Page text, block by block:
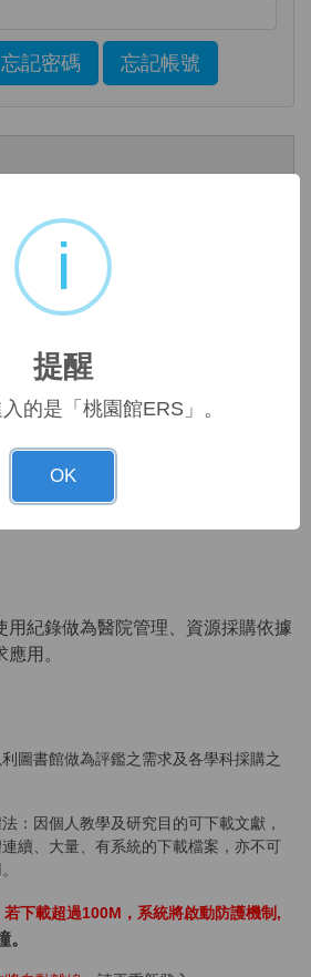
in the image above
忘記密碼 忘記帳號
及密碼若在10分鐘內輸錯3次，系統
需等10分鐘後才能繼續使用。
一造冊(姓名、實習單位、身分證字號、
處理，此帳號提供24小時不限地點
用紀錄做為醫院管理、資源採購依據
用。
圖書館做為評鑑之需求及各學科採購之
：因個人教學及研究目的可下載文獻，
續、大量、有系統的下載檔案，亦不可
下載超過100M，系統將啟動防護機制,
i
提醒
的是「桃園館ERS」。
OK